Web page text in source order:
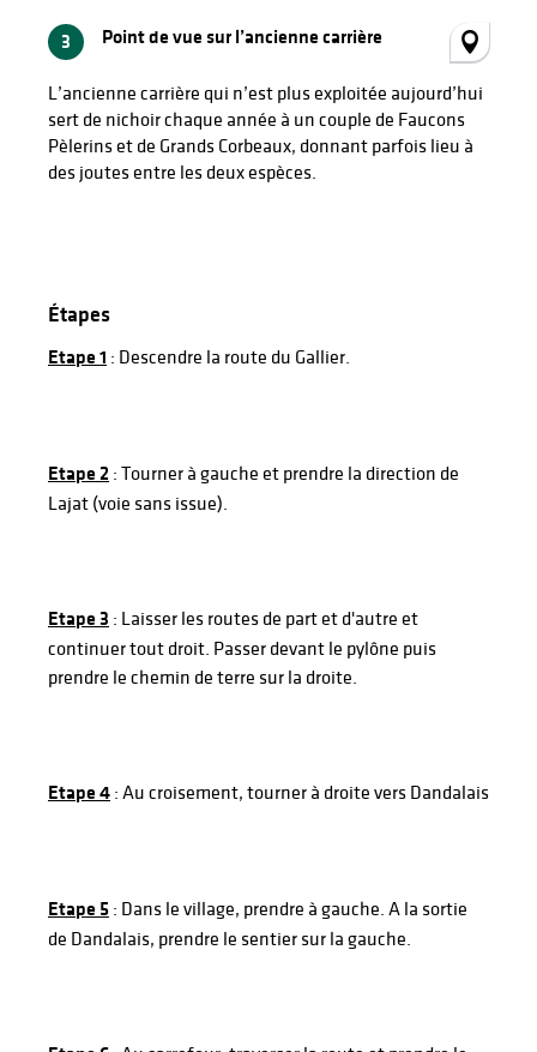
3 Point de vue sur l’ancienne carrière
L’ancienne carrière qui n’est plus exploitée aujourd’hui
sert de nichoir chaque année à un couple de Faucons
Pèlerins et de Grands Corbeaux, donnant parfois lieu à
des joutes entre les deux espèces.
Étapes
Etape 1 : Descendre la route du Gallier.
Etape 2 : Tourner à gauche et prendre la direction de
Lajat (voie sans issue).
Etape 3 : Laisser les routes de part et d'autre et
continuer tout droit. Passer devant le pylône puis
prendre le chemin de terre sur la droite.
Etape 4 : Au croisement, tourner à droite vers Dandalais
Etape 5 : Dans le village, prendre à gauche. A la sortie
de Dandalais, prendre le sentier sur la gauche.